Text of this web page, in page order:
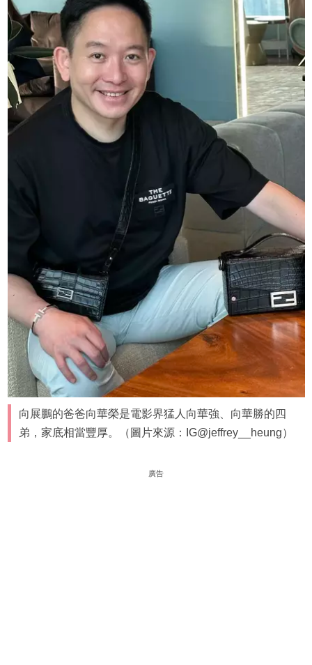
向展鵬的爸爸向華榮是電影界猛人向華強、向華勝的四
弟，家底相當豐厚。（圖片來源：IG@jeffrey__heung）
廣告